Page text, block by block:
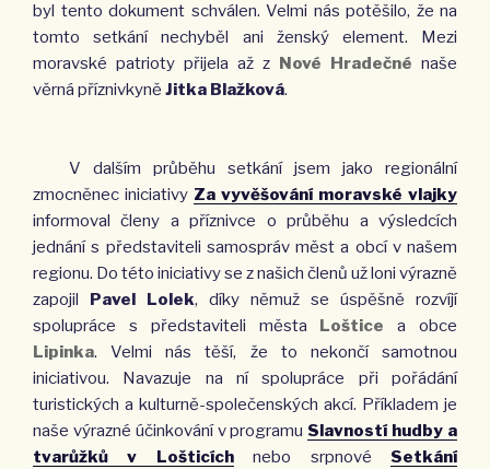
byl tento dokument schválen. Velmi nás potěšilo, že na
tomto setkání nechyběl ani ženský element. Mezi
moravské patrioty přijela až z Nové Hradečné naše
věrná příznivkyně Jitka Blažková.
V dalším průběhu setkání jsem jako regionální
zmocněnec iniciativy Za vyvěšování moravské vlajky
informoval členy a příznivce o průběhu a výsledcích
jednání s představiteli samospráv měst a obcí v našem
regionu. Do této iniciativy se z našich členů už loni výrazně
zapojil Pavel Lolek, díky němuž se úspěšně rozvíjí
spolupráce s představiteli města Loštice a obce
Lipinka. Velmi nás těší, že to nekončí samotnou
iniciativou. Navazuje na ní spolupráce při pořádání
turistických a kulturně-společenských akcí. Příkladem je
naše výrazné účinkování v programu Slavností hudby a
tvarůžků v Lošticíchnebo srpnové Setkání